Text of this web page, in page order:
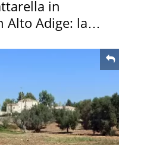
in
Alto Adige: la